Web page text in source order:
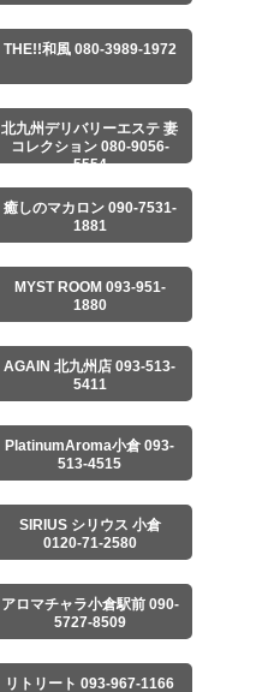
THE!!和風 080-3989-1972
北九州デリバリーエステ 妻
コレクション 080-9056-
5554
癒しのマカロン 090-7531-
1881
MYST ROOM 093-951-
1880
AGAIN 北九州店 093-513-
5411
PlatinumAroma小倉 093-
513-4515
SIRIUS シリウス 小倉
0120-71-2580
アロマチャラ小倉駅前 090-
5727-8509
リトリート 093-967-1166